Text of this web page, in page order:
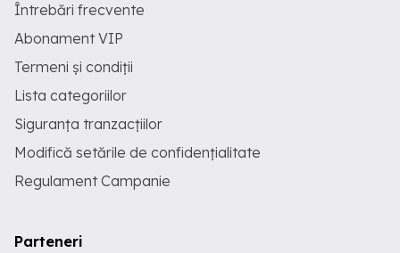
Întrebări frecvente
Abonament VIP
Termeni și condiții
Lista categoriilor
Siguranța tranzacțiilor
Modifică setările de confidențialitate
Regulament Campanie
Parteneri